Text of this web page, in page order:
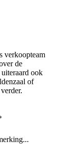
verkoopteam
de
ook
of